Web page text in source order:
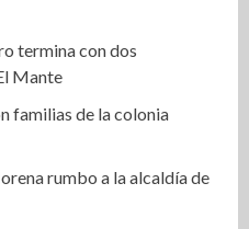
termina con dos
Mante
familias de la colonia
rumbo a la alcaldía de